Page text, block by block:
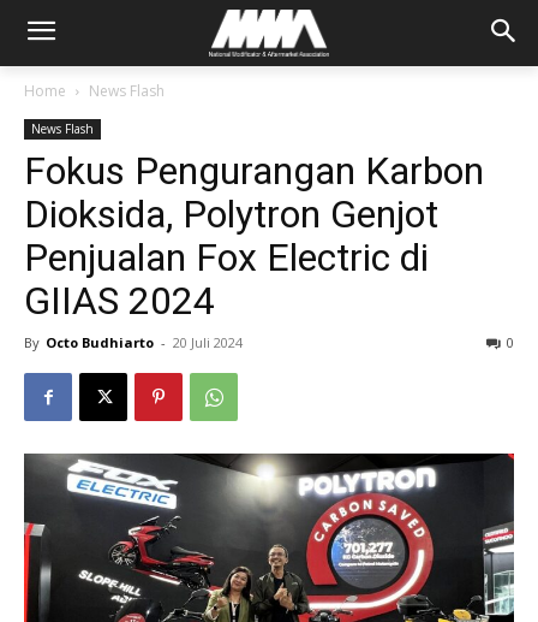
Home News Flash
News Flash
Fokus Pengurangan Karbon
Dioksida, Polytron Genjot
Penjualan Fox Electric di
GIIAS 2024
By Octo Budhiarto - 20 Juli 2024 0